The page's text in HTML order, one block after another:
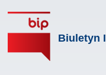
Biuletyn